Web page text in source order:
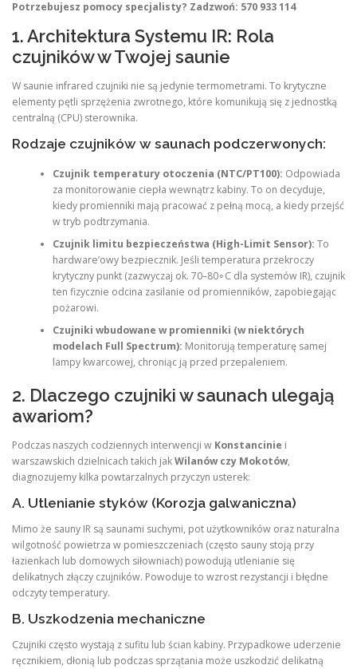
Potrzebujesz pomocy specjalisty? Zadzwoń: 570 933 114
1. Architektura Systemu IR: Rola
czujników w Twojej saunie
W saunie infrared czujniki nie są jedynie termometrami. To krytyczne
elementy pętli sprzężenia zwrotnego, które komunikują się z jednostką
centralną (CPU) sterownika.
Rodzaje czujników w saunach podczerwonych:
Czujnik temperatury otoczenia (NTC/PT100): Odpowiada
za monitorowanie ciepła wewnątrz kabiny. To on decyduje,
kiedy promienniki mają pracować z pełną mocą, a kiedy przejść
w tryb podtrzymania.
Czujnik limitu bezpieczeństwa (High-Limit Sensor): To
hardware’owy bezpiecznik. Jeśli temperatura przekroczy
krytyczny punkt (zazwyczaj ok. 70–80∘C dla systemów IR), czujnik
ten fizycznie odcina zasilanie od promienników, zapobiegając
pożarowi.
Czujniki wbudowane w promienniki (w niektórych
modelach Full Spectrum): Monitorują temperaturę samej
lampy kwarcowej, chroniąc ją przed przepaleniem.
2. Dlaczego czujniki w saunach ulegają
awariom?
Podczas naszych codziennych interwencji w Konstancinie i
warszawskich dzielnicach takich jakWilanów czy Mokotów,
diagnozujemy kilka powtarzalnych przyczyn usterek:
A. Utlenianie styków (Korozja galwaniczna)
Mimo że sauny IR są saunami suchymi, pot użytkowników oraz naturalna
wilgotność powietrza w pomieszczeniach (często sauny stoją przy
łazienkach lub domowych siłowniach) powodują utlenianie się
delikatnych złączy czujników. Powoduje to wzrost rezystancji i błędne
odczyty temperatury.
B. Uszkodzenia mechaniczne
Czujniki często wystają z sufitu lub ścian kabiny. Przypadkowe uderzenie
ręcznikiem, dłonią lub podczas sprzątania może uszkodzić delikatną